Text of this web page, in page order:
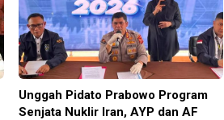
Unggah Pidato Prabowo Program
Senjata Nuklir Iran, AYP dan AF